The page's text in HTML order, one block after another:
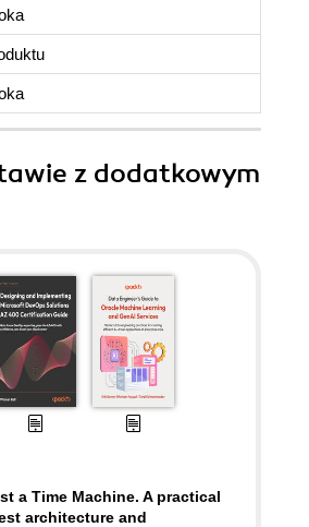
z dodatkowym
a Time Machine. A practical
architecture and